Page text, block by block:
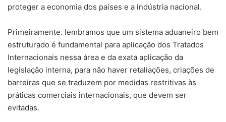
proteger a economia dos países e a indústria nacional.
Primeiramente. lembramos que um sistema aduaneiro bem
estruturado é fundamental para aplicação dos Tratados
Internacionais nessa área e da exata aplicação da
legislação interna, para não haver retaliações, criações de
barreiras que se traduzem por medidas restritivas às
práticas comerciais internacionais, que devem ser
evitadas.